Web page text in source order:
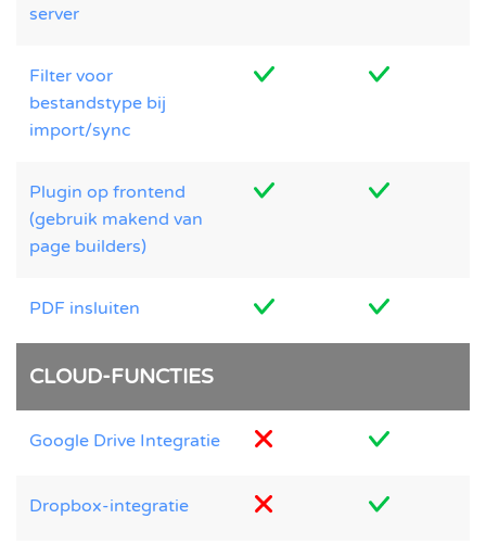
server
Filter voor
bestandstype bij
import/sync
Plugin op frontend
(gebruik makend van
page builders)
PDF insluiten
CLOUD-FUNCTIES
Google Drive Integratie
Dropbox-integratie